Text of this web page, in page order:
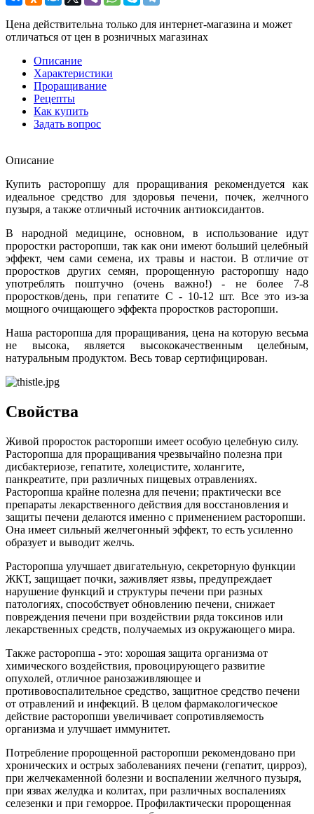
Цена действительна только для интернет-магазина и может
отличаться от цен в розничных магазинах
Описание
Характеристики
Проращивание
Рецепты
Как купить
Задать вопрос
Описание
Купить расторопшу для проращивания рекомендуется как
идеальное средство для здоровья печени, почек, желчного
пузыря, а также отличный источник антиоксидантов.
В народной медицине, основном, в использование идут
проростки расторопши, так как они имеют больший целебный
эффект, чем сами семена, их травы и настои. В отличие от
проростков других семян, пророщенную расторопшу надо
употреблять поштучно (очень важно!) - не более 7-8
проростков/день, при гепатите С - 10-12 шт. Все это из-за
мощного очищающего эффекта проростков расторопши.
Наша расторопша для проращивания, цена на которую весьма
не высока, является высококачественным целебным,
натуральным продуктом. Весь товар сертифицирован.
Свойства
Живой проросток расторопши имеет особую целебную силу.
Расторопша для проращивания чрезвычайно полезна при
дисбактериозе, гепатите, холецистите, холангите,
панкреатите, при различных пищевых отравлениях.
Расторопша крайне полезна для печени; практически все
препараты лекарственного действия для восстановления и
защиты печени делаются именно с применением расторопши.
Она имеет сильный желчегонный эффект, то есть усиленно
образует и выводит желчь.
Расторопша улучшает двигательную, секреторную функции
ЖКТ, защищает почки, заживляет язвы, предупреждает
нарушение функций и структуры печени при разных
патологиях, способствует обновлению печени, снижает
повреждения печени при воздействии ряда токсинов или
лекарственных средств, получаемых из окружающего мира.
Также расторопша - это: хорошая защита организма от
химического воздействия, провоцирующего развитие
опухолей, отличное ранозаживляющее и
противовоспалительное средство, защитное средство печени
от отравлений и инфекций. В целом фармакологическое
действие расторопши увеличивает сопротивляемость
организма и улучшает иммунитет.
Потребление пророщенной расторопши рекомендовано при
хронических и острых заболеваниях печени (гепатит, цирроз),
при желчекаменной болезни и воспалении желчного пузыря,
при язвах желудка и колитах, при различных воспалениях
селезенки и при геморрое. Профилактически пророщенная